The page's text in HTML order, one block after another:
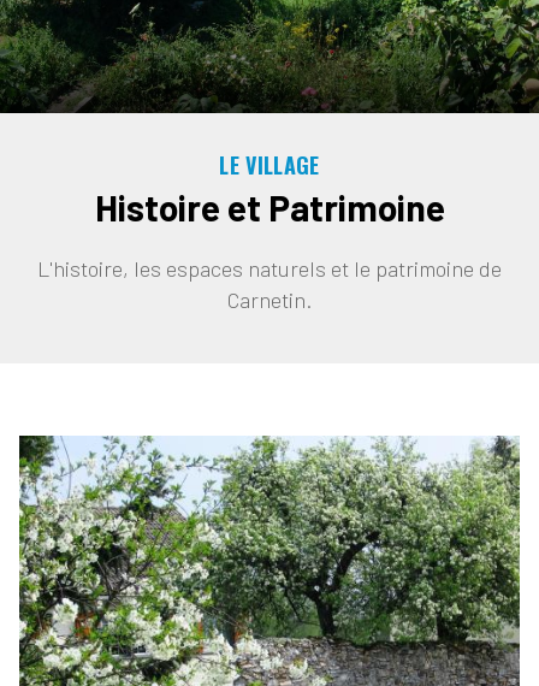
LE VILLAGE
Histoire et Patrimoine
L'histoire, les espaces naturels et le patrimoine de
Carnetin.